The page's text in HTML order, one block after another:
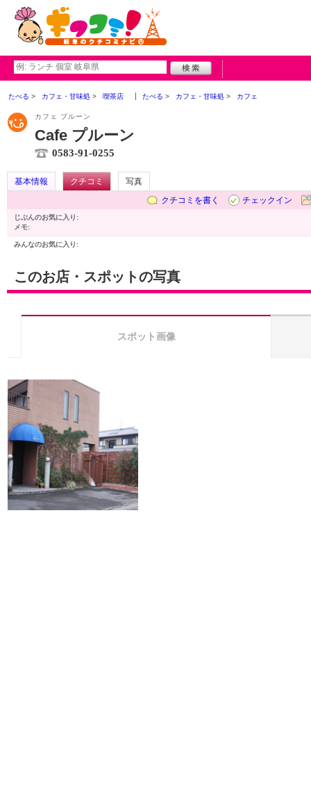
たべる カフェ・甘味処 喫茶店 たべる カフェ・甘味処 カフェ
カフェ プルーン
Cafe プルーン
0583-91-0255
基本情報 クチコミ
写真
クチコミを書く
チェックイン
じぶんのお気に入り:
メモ:
みんなのお気に入り:
このお店・スポットの写真
スポット画像